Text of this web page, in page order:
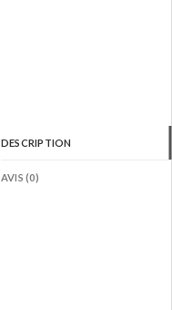
DESCRIPTION
AVIS (0)